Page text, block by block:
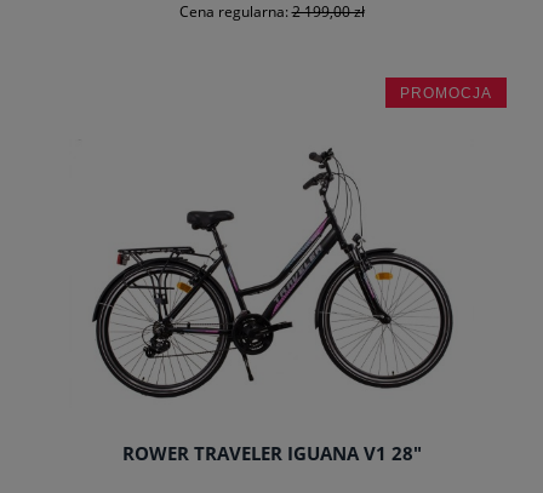
Cena regularna:2 199,00 zł
do koszyka
ROWER TRAVELER IGUANA V1 28"
PROMOCJA